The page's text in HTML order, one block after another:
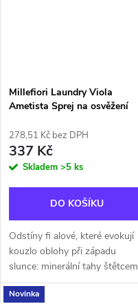
Millefiori Laundry Viola
Ametista Sprej na osvěžení
278,51 Kč bez DPH
337 Kč
Skladem >5 ks
DO KOŠÍKU
Odstíny fi alové, které evokují
kouzlo oblohy při západu
slunce: minerální tahy štětcem
inspirované bergamotem
přecházejí do bělosti fi alky,
Novinka